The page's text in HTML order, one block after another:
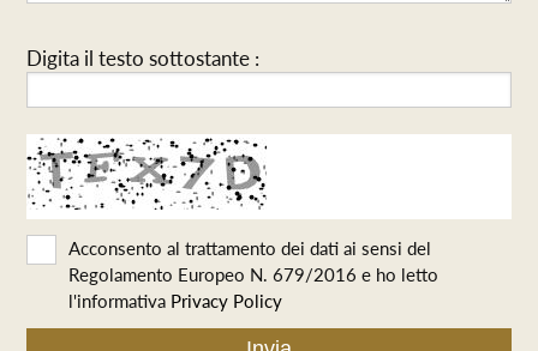
Digita il testo sottostante :
Acconsento al trattamento dei dati ai sensi del
Regolamento Europeo N. 679/2016 e ho letto
l'informativa Privacy Policy